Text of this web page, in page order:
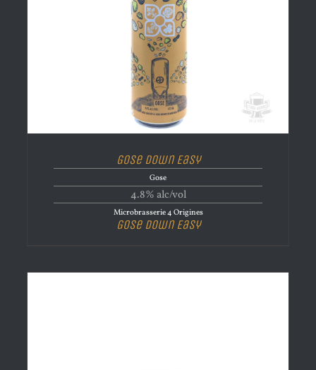
Gose Down Easy
Gose
4.8% alc/vol
Microbrasserie 4 Origines
Gose Down Easy